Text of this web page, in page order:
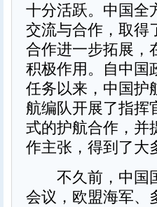
十分活跃。中国全
交流与合作，取得
合作进一步拓展，
积极作用。自中国
任务以来，中国护
航编队开展了指挥
式的护航合作，并
作主张，得到了大
不久前，中国国
会议，欧盟海军、